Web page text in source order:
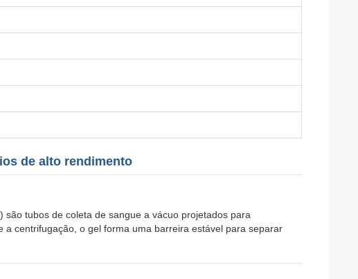
de alto rendimento
tubos de coleta de sangue a vácuo projetados para
centrifugação, o gel forma uma barreira estável para separar